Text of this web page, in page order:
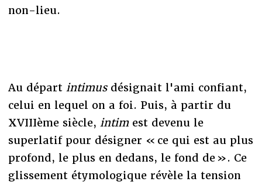
non-lieu.
Au départ intimus désignait l'ami confiant,
celui en lequel on a foi. Puis, à partir du
XVIIIème siècle, intim est devenu le
superlatif pour désigner « ce qui est au plus
profond, le plus en dedans, le fond de ». Ce
glissement étymologique révèle la tension